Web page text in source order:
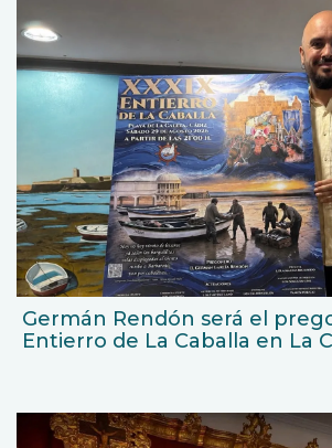
Germán Rendón será el
Entierro de La Caballa en La